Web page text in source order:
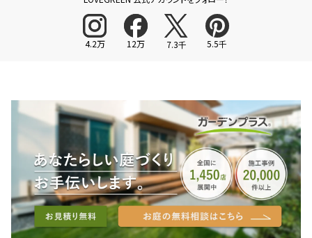
4.2万 12万 7.3千 5.5千